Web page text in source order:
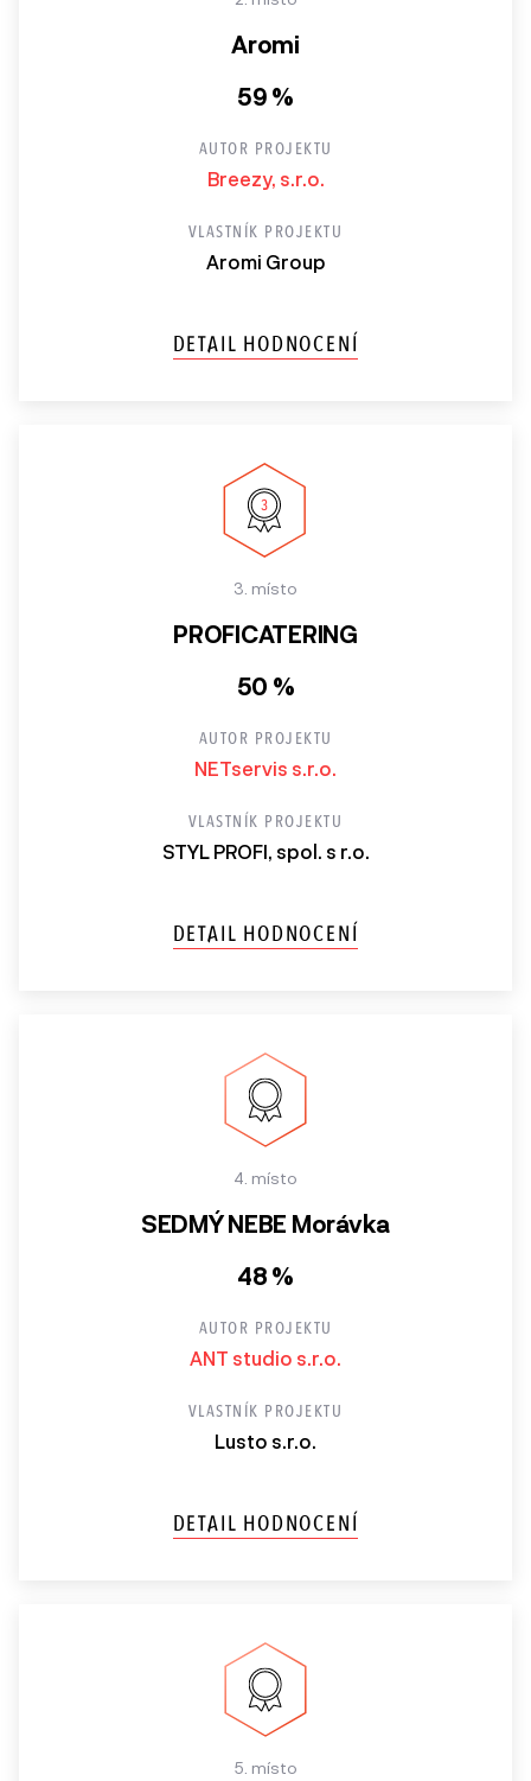
Aromi
59 %
AUTOR PROJEKTU
Breezy, s.r.o.
VLASTNÍK PROJEKTU
Aromi Group
DETAIL HODNOCENÍ
3. místo
PROFICATERING
50 %
AUTOR PROJEKTU
NETservis s.r.o.
VLASTNÍK PROJEKTU
STYL PROFI, spol. s r.o.
DETAIL HODNOCENÍ
4. místo
SEDMÝ NEBE Morávka
48 %
AUTOR PROJEKTU
ANT studio s.r.o.
VLASTNÍK PROJEKTU
Lusto s.r.o.
DETAIL HODNOCENÍ
5. místo